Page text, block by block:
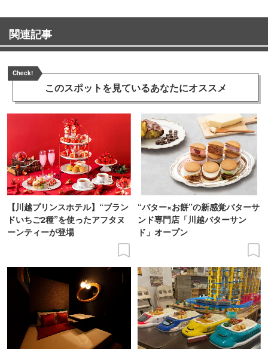
関連記事
Check!
このスポットを見ているあなたにオススメ
【川越プリンスホテル】“ブラン
ドいちご2種”を使ったアフタヌ
ーンティーが登場
“バター×お餅”の新感覚バターサ
ンド専門店「川越バターサン
ド」オープン